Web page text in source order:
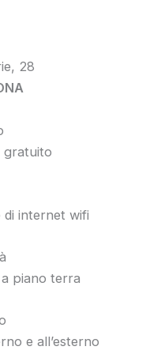
28
gratuito
di internet wifi
piano terra
e all’esterno